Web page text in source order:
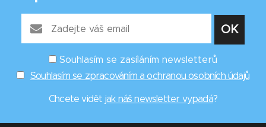
Souhlasím se zasíláním newsletterů
Souhlasím se zpracováním a ochranou osobních údajů
Chcete vidět jak náš newsletter vypadá?